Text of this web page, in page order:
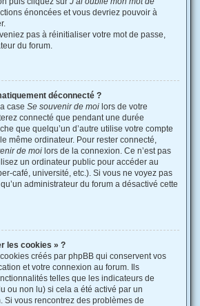
énoncées et vous devriez pouvoir à
pas à réinitialiser votre mot de passe,
du forum.
déconnecté ?
case Se souvenir de moi lors de votre
connecté que pendant une durée
que quelqu’un d’autre utilise votre compte
même ordinateur. Pour rester connecté,
de moi lors de la connexion. Ce n’est pas
un ordinateur public pour accéder au
café, université, etc.). Si vous ne voyez pas
administrateur du forum a désactivé cette
les cookies » ?
créés par phpBB qui conservent vos
et votre connexion au forum. Ils
telles que les indicateurs de
ou non lu) si cela a été activé par un
Si vous rencontrez des problèmes de